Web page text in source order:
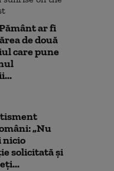
ar fi
de două
care pune
„Nu
solicitată și